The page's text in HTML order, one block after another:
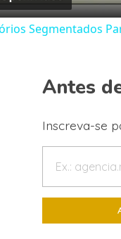
Segmentados
Antes
Inscreva-se